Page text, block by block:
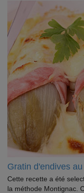
Gratin d'endives
Cette recette a été
la méthode Montignac.